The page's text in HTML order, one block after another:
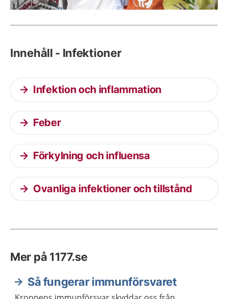
Innehåll - Infektioner
Infektion och inflammation
Feber
Förkylning och influensa
Ovanliga infektioner och tillstånd
Mer på 1177.se
Så fungerar immunförsvaret